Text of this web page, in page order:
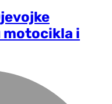
motocikla i